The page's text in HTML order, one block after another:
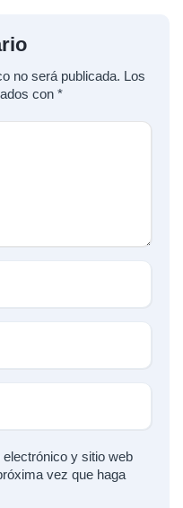
no será publicada. Los
con *
y sitio web
vez que haga